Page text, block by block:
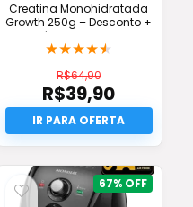
Creatina Monohidratada
Growth 250g – Desconto +
Frete Grátis e Pronta Entrega!
★★★★★
R$64,90
O
preço
original
era:
R$64,90.
R$39,90
O
preço
atual
é:
R$39,90.
67%